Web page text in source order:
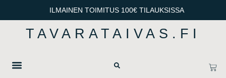
ILMAINEN TOIMITUS 100€ TILAUKSISSA
TAVARATAIVAS.FI